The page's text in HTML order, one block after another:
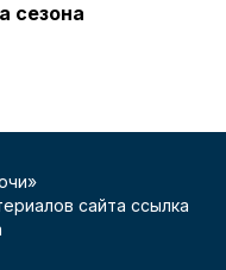
сезона
сайта ссылка